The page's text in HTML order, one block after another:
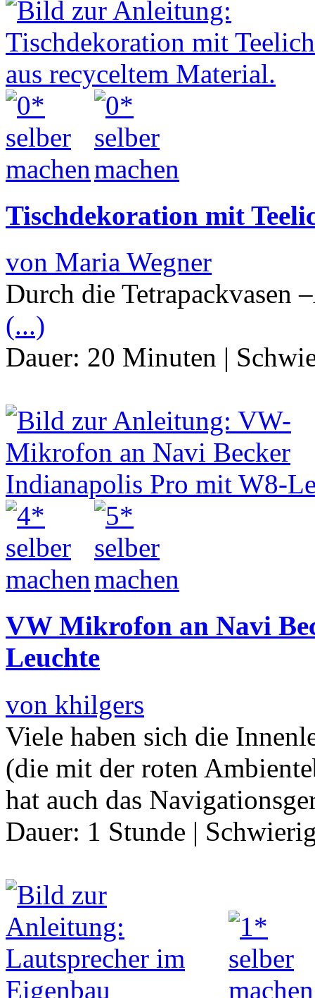
Tischdekoration mit
von Maria Wegner
Durch die Tetrapackvasen
(...)
Dauer: 20 Minuten |
VW Mikrofon an Navi
Leuchte
von khilgers
Viele haben sich die
(die mit der roten
hat auch das
Dauer: 1 Stunde |